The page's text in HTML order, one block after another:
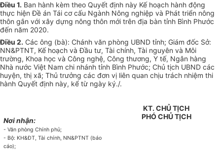
Điều 1. Ban hành kèm theo Quyết định này Kế hoạch hành động
thực hiện Đề án Tái cơ cấu Ngành Nông nghiệp và Phát triển nông
thôn gắn với xây dựng nông thôn mới trên địa bàn tỉnh Bình Phước
đến năm 2020.
Điều 2. Các ông (bà): Chánh văn phòng UBND tỉnh; Giám đốc Sở:
NN&PTNT, Kế hoạch và Đầu tư, Tài chính, Tài nguyên và Môi
trường, Khoa học và Công nghệ, Công thương, Y tế, Ngân hàng
Nhà nước Việt Nam chi nhánh tỉnh Bình Phước; Chủ tịch UBND các
huyện, thị xã; Thủ trưởng các đơn vị liên quan chịu trách nhiệm thi
hành Quyết định này, kể từ ngày ký./.
Nơi nhận:
- Văn phòng Chính phủ;
- Bộ: KH&ĐT, Tài chính, NN&PTNT (báo
cáo);
KT. CHỦ TỊCH
PHÓ CHỦ TỊCH